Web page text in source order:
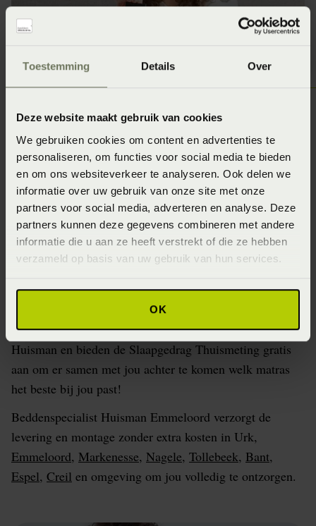
Toestemming Details Over
Deze website maakt gebruik van cookies
We gebruiken cookies om content en advertenties te
personaliseren, om functies voor social media te bieden
en om ons websiteverkeer te analyseren. Ook delen we
informatie over uw gebruik van onze site met onze
partners voor social media, adverteren en analyse. Deze
partners kunnen deze gegevens combineren met andere
informatie die u aan ze heeft verstrekt of die ze hebben
verzameld op basis van uw gebruik van hun services.
OK
SlaapID sensor
De SlaapID-sensor is een klein apparaatje die aan een
elastische band zit welke drie nachtjes met jou mee
slaapt. Na deze nachten heeft de sensor de volgende
informatie opgeslagen: slaaphouding, slaapbeweging,
slaapklimaat en slaapritme. Op deze manier brengt
SlaapID sensor verrassende resultaten in kaart.
Woonachtig in Urk of omgeving dan ben je bij ons aan
het juiste adres. Wij zitten Op nog geen 20 minuten
rijden van Urk met onze winkel Beddenspecialist
Huisman en bieden de Slaapgedrag Thuismeting gratis
aan om er samen met jou achter te komen welk matras
het beste bij jou past!
Beddenspecialist Huisman Emmeloord verzorgt de
levering en montage zonder extra kosten in Urk,
Emmeloord, Markenesse, Nagele, Tollebeek, Bant,
Espel, Creil en omgeving om jou volledig te ontzorgen.